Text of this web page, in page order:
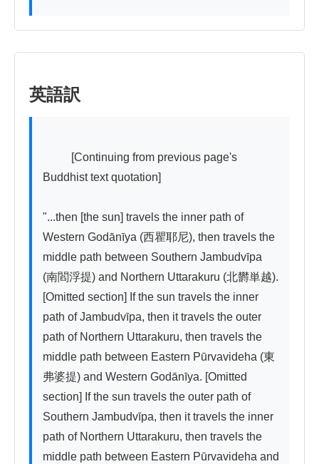
英語訳
Buddhist text quotation]
"...then [the sun] travels the inner path of
Western Godānīya (西瞿耶尼), then travels the
middle path between Southern Jambudvīpa
(南閻浮提) and Northern Uttarakuru (北欝単越).
[Omitted section] If the sun travels the inner
path of Jambudvīpa, then it travels the outer
path of Northern Uttarakuru, then travels the
middle path between Eastern Pūrvavideha (東
弗婆提) and Western Godānīya. [Omitted
section] If the sun travels the outer path of
Southern Jambudvīpa, then it travels the inner
path of Northern Uttarakuru, then travels the
middle path between Eastern Pūrvavideha and